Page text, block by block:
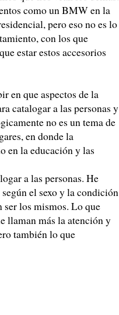
como un BMW en la
pero eso no es lo
con los que
estar estos accesorios
en que aspectos de la
catalogar a las personas y
no es un tema de
en donde la
en la educación y las
a las personas. He
el sexo y la condición
ser los mismos. Lo que
llaman más la atención y
también lo que